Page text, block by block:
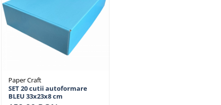
Paper Craft
SET 20 cutii autoformare
BLEU 33x23x8 cm